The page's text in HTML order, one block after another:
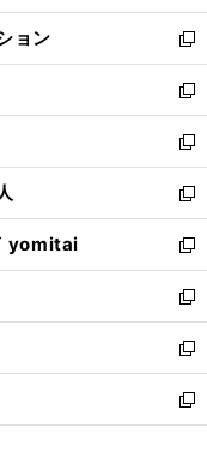
開
く
ウ
で
開
く
ン
ド
ウ
で
開
く
ウ
ィ
ン
ド
ウ
で
開
く
ョン
新
し
い
ウ
ィ
ン
ド
ウ
で
開
く
新
し
い
ウ
ィ
ン
ド
ウ
で
開
く
新
し
い
ウ
ィ
ン
ド
ウ
で
開
く
新
し
い
ウ
ィ
ン
ド
ウ
で
開
yomitai
新
し
い
ウ
ィ
ン
ド
ウ
新
し
い
ウ
ィ
ン
新
し
い
ウ
新
し